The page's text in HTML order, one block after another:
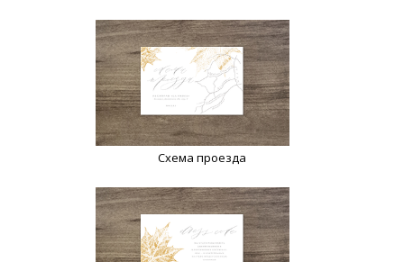
Схема проезда